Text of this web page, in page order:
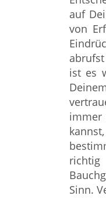
auf
von
ist es
immer
Sinn.